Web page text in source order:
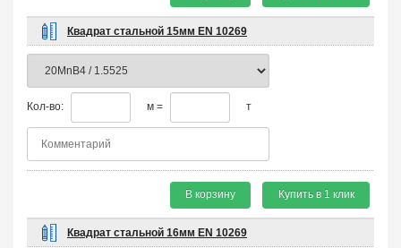
Квадрат стальной 15мм EN 10269
Кол-во: м = т
В корзину Купить в 1 клик
Квадрат стальной 16мм EN 10269